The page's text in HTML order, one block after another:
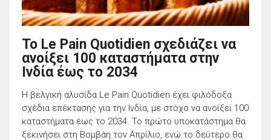
Το Le Pain Quotidien σχεδιάζει να
ανοίξει 100 καταστήματα στην
Ινδία έως το 2034
Η βελγική αλυσίδα Le Pain Quotidien έχει φιλόδοξα
σχέδια επέκτασης για την Ινδία, με στόχο να ανοίξει 100
καταστήματα έως το 2034. Το πρώτο υποκατάστημα θα
ξεκινήσει στη Βομβάη τον Απρίλιο, ενώ το δεύτερο θα